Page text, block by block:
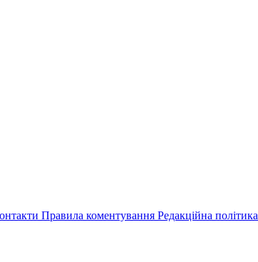
Правила коментування Редакційна політика